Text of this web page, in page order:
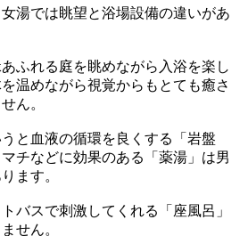
女湯では眺望と浴場設備の違いがあ
ふれる庭を眺めながら入浴を楽し
温めながら視覚からもとても癒さ
ん。
と血液の循環を良くする「岩盤
チなどに効果のある「薬湯」は男
ます。
バスで刺激してくれる「座風呂」
せん。